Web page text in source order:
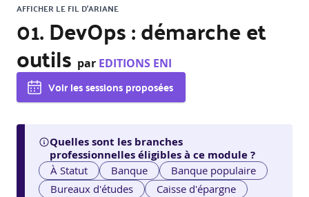
AFFICHER LE FIL D'ARIANE
01. DevOps : démarche et
outils par EDITIONS ENI
Voir les sessions proposées
Quelles sont les branches
professionnelles éligibles à ce module ?
À Statut Banque
Banque populaire
Bureaux d'études
Caisse d'épargne